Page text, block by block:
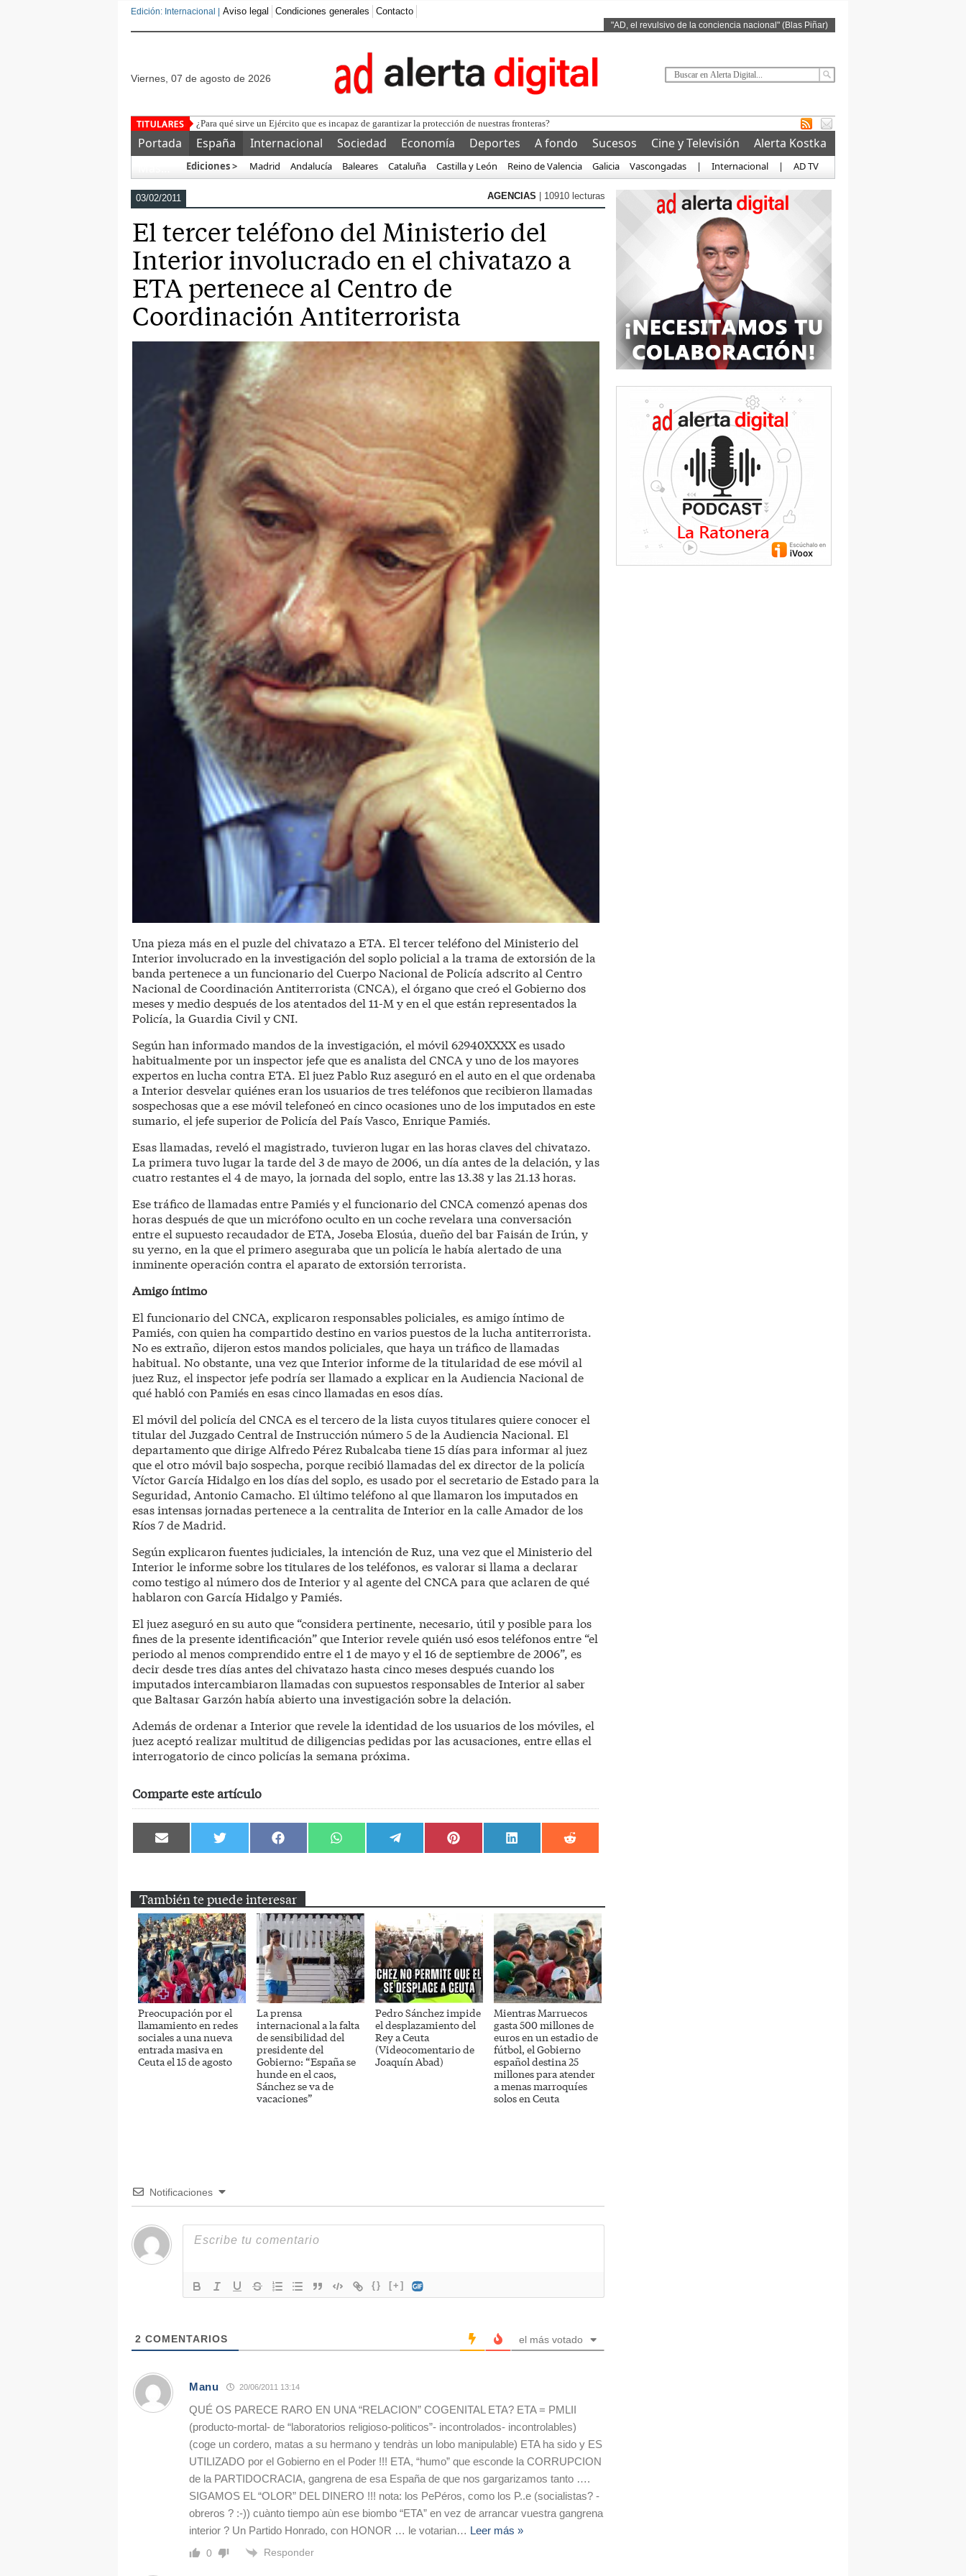
Edición: Internacional | Aviso legal Condiciones generales Contacto
"AD, el revulsivo de la conciencia nacional" (Blas Piñar)
viernes, 07 de agosto de 2026
La Federación y la UEFA prop
Portada España Internacional Sociedad Economía Deportes A fondo Sucesos Cine y Televisión
Alerta Kostka
Ediciones > Madrid Andalucía Baleares Cataluña Castilla y León Reino de Valencia Galicia Vascongadas | Internacional | AD TV
03/02/2011 AGENCIAS | 10910 lecturas
El tercer teléfono del Ministerio del
Interior involucrado en el chivatazo a
ETA pertenece al Centro de
Coordinación Antiterrorista
Una pieza más en el puzle del chivatazo a ETA. El tercer teléfono del Ministerio del
Interior involucrado en la investigación del soplo policial a la trama de extorsión de la
banda pertenece a un funcionario del Cuerpo Nacional de Policía adscrito al Centro
Nacional de Coordinación Antiterrorista (CNCA), el órgano que creó el Gobierno dos
meses y medio después de los atentados del 11-M y en el que están representados la
Policía, la Guardia Civil y CNI.
Según han informado mandos de la investigación, el móvil 62940XXXX es usado
habitualmente por un inspector jefe que es analista del CNCA y uno de los mayores
expertos en lucha contra ETA. El juez Pablo Ruz aseguró en el auto en el que ordenaba
a Interior desvelar quiénes eran los usuarios de tres teléfonos que recibieron llamadas
sospechosas que a ese móvil telefoneó en cinco ocasiones uno de los imputados en este
sumario, el jefe superior de Policía del País Vasco, Enrique Pamiés.
Esas llamadas, reveló el magistrado, tuvieron lugar en las horas claves del chivatazo.
La primera tuvo lugar la tarde del 3 de mayo de 2006, un día antes de la delación, y las
cuatro restantes el 4 de mayo, la jornada del soplo, entre las 13.38 y las 21.13 horas.
Ese tráfico de llamadas entre Pamiés y el funcionario del CNCA comenzó apenas dos
horas después de que un micrófono oculto en un coche revelara una conversación
entre el supuesto recaudador de ETA, Joseba Elosúa, dueño del bar Faisán de Irún, y
su yerno, en la que el primero aseguraba que un policía le había alertado de una
inminente operación contra el aparato de extorsión terrorista.
Amigo íntimo
El funcionario del CNCA, explicaron responsables policiales, es amigo íntimo de
Pamiés, con quien ha compartido destino en varios puestos de la lucha antiterrorista.
No es extraño, dijeron estos mandos policiales, que haya un tráfico de llamadas
habitual. No obstante, una vez que Interior informe de la titularidad de ese móvil al
juez Ruz, el inspector jefe podría ser llamado a explicar en la Audiencia Nacional de
qué habló con Pamiés en esas cinco llamadas en esos días.
El móvil del policía del CNCA es el tercero de la lista cuyos titulares quiere conocer el
titular del Juzgado Central de Instrucción número 5 de la Audiencia Nacional. El
departamento que dirige Alfredo Pérez Rubalcaba tiene 15 días para informar al juez
que el otro móvil bajo sospecha, porque recibió llamadas del ex director de la policía
Víctor García Hidalgo en los días del soplo, es usado por el secretario de Estado para la
Seguridad, Antonio Camacho. El último teléfono al que llamaron los imputados en
esas intensas jornadas pertenece a la centralita de Interior en la calle Amador de los
Ríos 7 de Madrid.
Según explicaron fuentes judiciales, la intención de Ruz, una vez que el Ministerio del
Interior le informe sobre los titulares de los teléfonos, es valorar si llama a declarar
como testigo al número dos de Interior y al agente del CNCA para que aclaren de qué
hablaron con García Hidalgo y Pamiés.
El juez aseguró en su auto que “considera pertinente, necesario, útil y posible para los
fines de la presente identificación” que Interior revele quién usó esos teléfonos entre “el
periodo al menos comprendido entre el 1 de mayo y el 16 de septiembre de 2006”, es
decir desde tres días antes del chivatazo hasta cinco meses después cuando los
imputados intercambiaron llamadas con supuestos responsables de Interior al saber
que Baltasar Garzón había abierto una investigación sobre la delación.
Además de ordenar a Interior que revele la identidad de los usuarios de los móviles, el
juez aceptó realizar multitud de diligencias pedidas por las acusaciones, entre ellas el
interrogatorio de cinco policías la semana próxima.
Comparte este artículo
Compartir
en
Compartir
en
Compartir
en
Compartir
en
Compartir
en
Compartir
en
Compartir
en
Compartir
en
También te puede interesar
Preocupación por el
llamamiento en redes
sociales a una nueva
entrada masiva en
Ceuta el 15 de agosto
La prensa
internacional a la falta
de sensibilidad del
presidente del
Gobierno: “España se
hunde en el caos,
Sánchez se va de
vacaciones”
Pedro Sánchez impide
el desplazamiento del
Rey a Ceuta
(Videocomentario de
Joaquín Abad)
Mientras Marruecos
gasta 500 millones de
euros en un estadio de
fútbol, el Gobierno
español destina 25
millones para atender
a menas marroquíes
solos en Ceuta
Notificaciones
{} [+]
2 COMENTARIOS el más votado
Manu 20/06/2011 13:14
QUÉ OS PARECE RARO EN UNA “RELACION” COGENITAL ETA? ETA = PMLII
(producto-mortal- de “laboratorios religioso-politicos”- incontrolados- incontrolables)
(coge un cordero, matas a su hermano y tendràs un lobo manipulable) ETA ha sido y ES
UTILIZADO por el Gobierno en el Poder !!! ETA, “humo” que esconde la CORRUPCION
de la PARTIDOCRACIA, gangrena de esa España de que nos gargarizamos tanto ….
SIGAMOS EL “OLOR” DEL DINERO !!! nota: los PePéros, como los P..e (socialistas? -
obreros ? :-)) cuànto tiempo aùn ese biombo “ETA” en vez de arrancar vuestra gangrena
interior ? Un Partido Honrado, con HONOR … le votarian… Leer más »
0 Responder